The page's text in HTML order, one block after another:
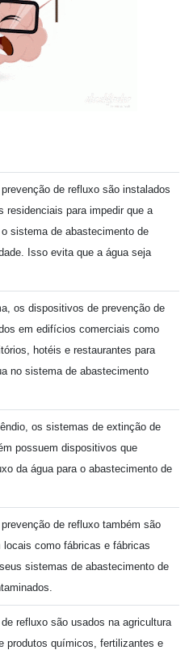
de refluxo são instalados
residenciais para impedir que a
sistema de abastecimento de
Isso evita que a água seja
os dispositivos de prevenção de
​​em edifícios comerciais como
hotéis e restaurantes para
no sistema de abastecimento
os sistemas de extinção de
possuem dispositivos que
da água para o abastecimento de
de refluxo também são
locais como fábricas e fábricas
sistemas de abastecimento de
refluxo são usados ​​na agricultura
produtos químicos, fertilizantes e